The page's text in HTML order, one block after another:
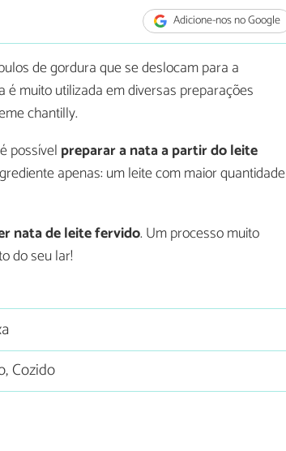
Adicione-nos no Google
de gordura que se deslocam para a
é muito utilizada em diversas preparações
chantilly.
possível preparar a nata a partir do leite
apenas: um leite com maior quantidade
nata de leite fervido. Um processo muito
do seu lar!
Cozido